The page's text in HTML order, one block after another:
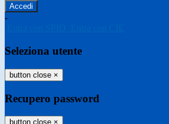
-
Seleziona utente
button close ×
Recupero password
button close ×